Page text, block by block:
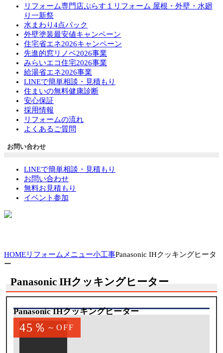
リフォーム専門店ぷらす１リフォーム 屋根・外壁・水廻
り一新祭
水まわり4点パック
外壁塗装最安値キャンペーン
住宅省エネ2026キャンペーン
先進的窓リノベ2026事業
みらいエコ住宅2026事業
給湯省エネ2026事業
LINEで簡単相談・見積もり
住まいの無料健康診断
安心保証
採用情報
リフォームの流れ
よくあるご質問
お問い合わせ
LINEで簡単相談・見積もり
お問い合わせ
無料お見積もり
イベント参加
HOMEリフォームメニュー小工事Panasonic IHクッキングヒータ
ー
Panasonic IHクッキングヒーター
Panasonic IHクッキングヒーター
45％ ～OFF
標準仕様